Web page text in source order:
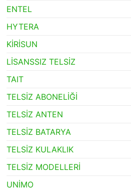
ENTEL
HYTERA
KİRİSUN
LİSANSSIZ TELSİZ
TAIT
TELSİZ ABONELİĞİ
TELSİZ ANTEN
TELSİZ BATARYA
TELSİZ KULAKLIK
TELSİZ MODELLERİ
UNİMO